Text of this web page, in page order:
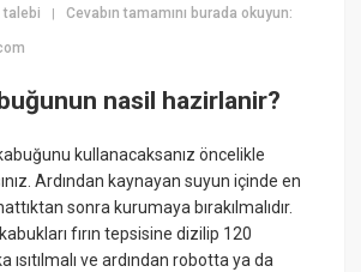
talebi |Cevabın tamamını burada okuyun:
nasil hazirlanir?
kullanacaksanız öncelikle
Ardından kaynayan suyun içinde en
sonra kurumaya bırakılmalıdır.
fırın tepsisine dizilip 120
ısıtılmalı ve ardından robotta ya da